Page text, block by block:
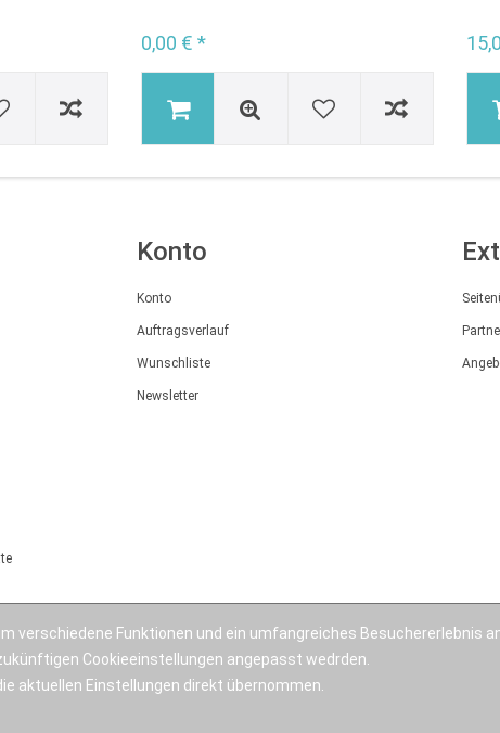
0,00 € *
Konto
Konto
Auftragsverlauf
Wunschliste
Newsletter
verschiedene Funktionen und ein umfangreiches Besuchererlebnis
Cookieeinstellungen angepasst wedrden.
aktuellen Einstellungen direkt übernommen.